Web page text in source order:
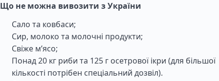
Що не можна вивозити з України
Сало та ковбаси;
Сир, молоко та молочні продукти;
Свіже м’ясо;
Понад 20 кг риби та 125 г осетрової ікри (для більшої
кількості потрібен спеціальний дозвіл).